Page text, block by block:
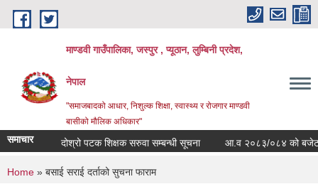
Skip to main content
माण्डवी गाउँपालिका, जस्पुर , प्यूठान, लुम्बिनी प्रदेश,
नेपाल
"समाजबादको आधार, निशुल्क शिक्षा, स्वास्थ्य र रोजगार माण्डवी
बासीको मौलिक अधिकार"
समाचार दोश्रो पटक शिक्षक सरुवा सम्बन्धी सूचना आ.व २०८३/०८४ को बजेट
You are here
Home » बसाई सराई दर्ताको सुचना फाराम